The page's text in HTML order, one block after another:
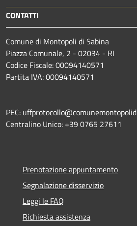
CONTATTI
Comune di Montopoli di Sabina
Piazza Comunale, 2 - 02034 - RI
Codice Fiscale: 00094140571
Partita IVA: 00094140571
PEC:
Centralino Unico: +39 0765 27611
Prenotazione appuntamento
Segnalazione disservizio
Leggi le FAQ
Richiesta assistenza